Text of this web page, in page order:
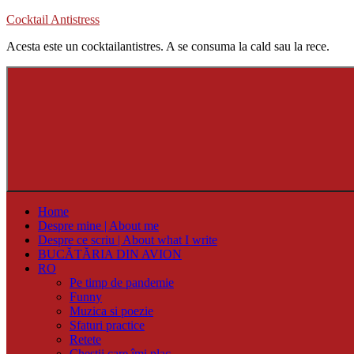
Skip
content
Cocktail Antistress
Acesta este un cocktailantistres. A se consuma la cald sau la rece.
Home
Despre mine | About me
Despre ce scriu | About what I write
BUCĂTĂRIA DIN AVION
RO
Pe timp de pandemie
Funny
Muzica si poezie
Sfaturi practice
Retete